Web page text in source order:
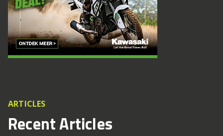
ARTICLES
Recent Articles